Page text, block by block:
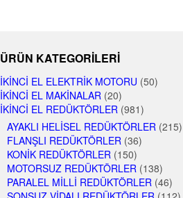
ÜRÜN KATEGORILERI
İKINCI EL ELEKTRIK MOTORU (50)
İKINCI EL MAKINALAR (20)
İKINCI EL REDÜKTÖRLER (981)
AYAKLI HELISEL REDÜKTÖRLER (215)
FLANŞLI REDÜKTÖRLER (36)
KONIK REDÜKTÖRLER (150)
MOTORSUZ REDÜKTÖRLER (138)
PARALEL MILLI REDÜKTÖRLER (46)